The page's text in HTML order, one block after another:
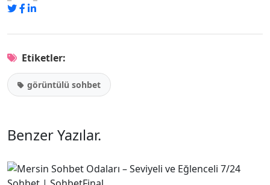
Etiketler:
görüntülü sohbet
Benzer Yazılar.